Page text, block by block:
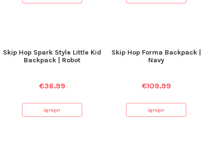
Skip Hop Spark Style Little Kid
Backpack | Robot
€36.99
Agregar
Skip Hop Forma Backpack |
Navy
€109.99
Agregar